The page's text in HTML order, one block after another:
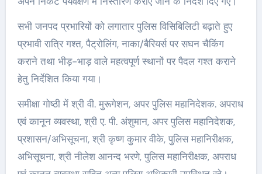
सभी जनपद प्रभारियों को लगातार पुलिस विसिबिलिटी बढ़ाते हुए
प्रभावी रात्रि गश्त, पैट्रोलिंग, नाका/बैरियर्स पर सघन चैकिंग
कराने तथा भीड़-भाड़ वाले महत्वपूर्ण स्थानों पर पैदल गश्त कराने
हेतु निर्देशित किया गया।
समीक्षा गोष्ठी में श्री वी. मुरूगेशन, अपर पुलिस महानिदेशक. अपराध
एवं कानून व्यवस्था, श्री ए. पी. अंशुमान, अपर पुलिस महानिदेशक,
प्रशासन/अभिसूचना, श्री कृष्ण कुमार वीके, पुलिस महानिरीक्षक,
अभिसूचना, श्री नीलेश आनन्द भरणे, पुलिस महानिरीक्षक, अपराध